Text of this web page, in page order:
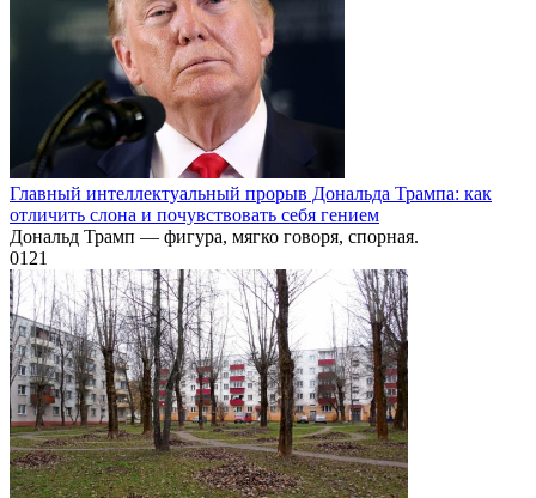
Главный интеллектуальный прорыв Дональда Трампа: как
отличить слона и почувствовать себя гением
Дональд Трамп — фигура, мягко говоря, спорная.
0121